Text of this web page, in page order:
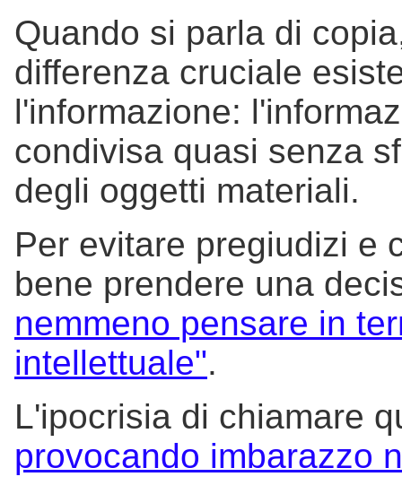
Quando si parla di
differenza cruciale
l'informazione:
condivisa quasi senza
degli oggetti materiali.
Per evitare pregiudizi e
bene prendere una
nemmeno pensare in
intellettuale".
L'ipocrisia di chiamare
provocando imbarazzo